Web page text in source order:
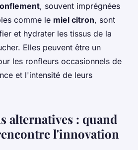
, souvent imprégnées
comme le miel citron, sont
et hydrater les tissus de la
Elles peuvent être un
les ronfleurs occasionnels de
et l'intensité de leurs
alternatives : quand
l'innovation